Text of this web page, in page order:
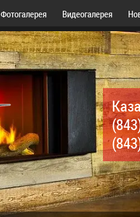
Фотогалерея Видеогалерея